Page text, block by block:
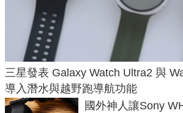
三星發表 Galaxy Watch Ultra2 與
導入潛水與越野跑導航功能
國外神人讓Sony